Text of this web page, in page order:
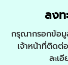
EA Robot
24 ชั่วโมง
ลงท
กรุณากรอกข้อมู
เจ้าหน้าที่ติด
ละเ